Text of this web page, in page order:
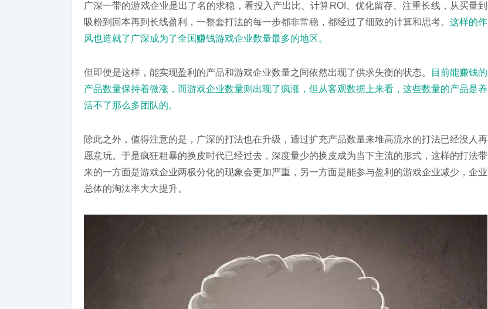
广深一带的游戏企业是出了名的求稳，看投入产出比、计算ROI、优化留存、注重长线，从买量到
吸粉到回本再到长线盈利，一整套打法的每一步都非常稳，都经过了细致的计算和思考。 这样的作
风也造就了广深成为了全国赚钱游戏企业数量最多的地区。
但即便是这样，能实现盈利的产品和游戏企业数量之间依然出现了供求失衡的状态。
目前能赚钱的
产品数量保持着微涨，而游戏企业数量则出现了疯涨，但从客观数据上来看，这些数量的产品是养
活不了那么多团队的。
除此之外，值得注意的是，广深的打法也在升级，通过扩充产品数量来堆高流水的打法已经没人再
愿意玩。于是疯狂粗暴的换皮时代已经过去，深度量少的换皮成为当下主流的形式，这样的打法带
来的一方面是游戏企业两极分化的现象会更加严重，另一方面是能参与盈利的游戏企业减少，企业
总体的淘汰率大大提升。